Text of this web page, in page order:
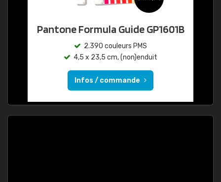
Pantone Formula Guide GP1601B
2.390 couleurs PMS
4,5 x 23,5 cm, (non)enduit
Infos / commande